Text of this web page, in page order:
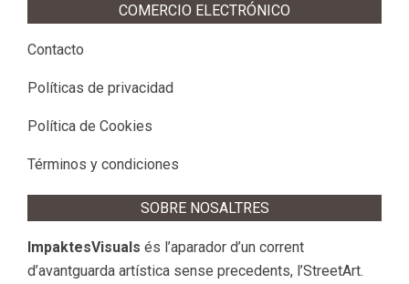
COMERCIO ELECTRÓNICO
Contacto
Políticas de privacidad
Política de Cookies
Términos y condiciones
SOBRE NOSALTRES
ImpaktesVisuals és l’aparador d’un corrent
d’avantguarda artística sense precedents, l’StreetArt.